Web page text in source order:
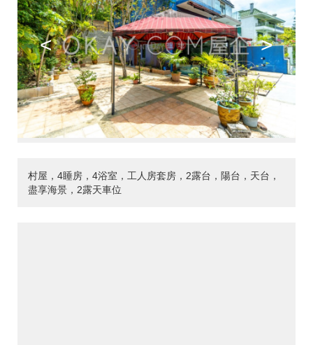
< >
村屋，4睡房，4浴室，工人房套房，2露台，陽台，天台，
盡享海景，2露天車位